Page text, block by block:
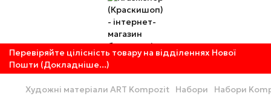
Перевіряйте цілісність товару на відділеннях Нової
Пошти (Докладніше...)
Художні матеріали ART Kompozit Набори Набори